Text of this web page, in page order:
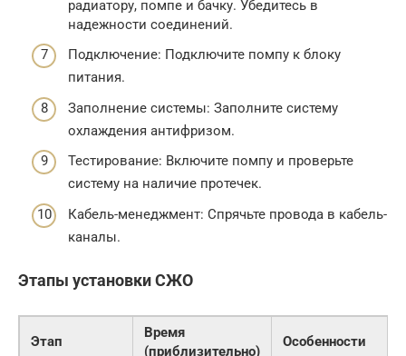
радиатору, помпе и бачку. Убедитесь в
надежности соединений.
Подключение: Подключите помпу к блоку
питания.
Заполнение системы: Заполните систему
охлаждения антифризом.
Тестирование: Включите помпу и проверьте
систему на наличие протечек.
Кабель-менеджмент: Спрячьте провода в кабель-
каналы.
Этапы установки СЖО
Этап
Время
(приблизительно)
Особенности